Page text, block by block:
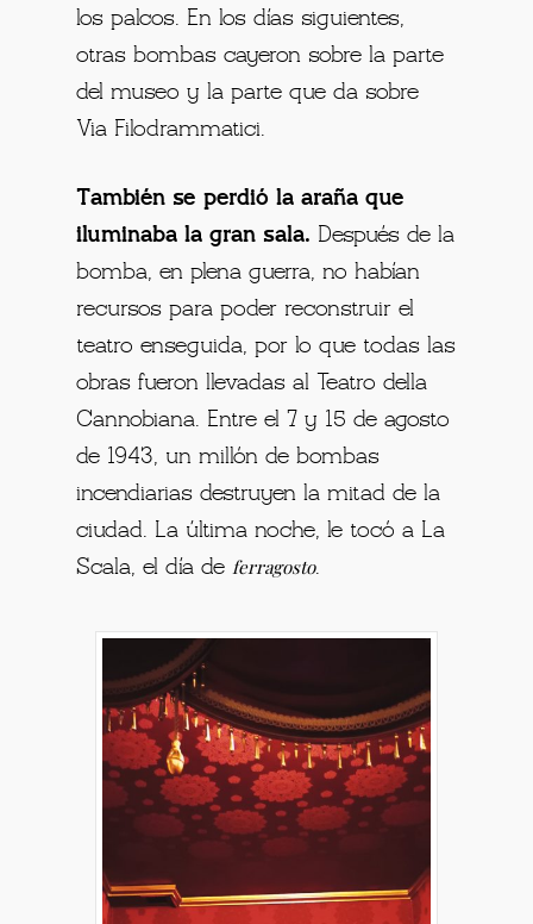
los palcos. En los días siguientes,
otras bombas cayeron sobre la parte
del museo y la parte que da sobre
Via Filodrammatici.
También se perdió la araña que
iluminaba la gran sala. Después de la
bomba, en plena guerra, no habían
recursos para poder reconstruir el
teatro enseguida, por lo que todas las
obras fueron llevadas al Teatro della
Cannobiana. Entre el 7 y 15 de agosto
de 1943, un millón de bombas
incendiarias destruyen la mitad de la
ciudad. La última noche, le tocó a La
Scala, el día deferragosto.